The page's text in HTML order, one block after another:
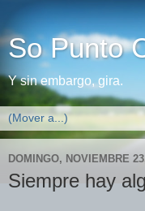
So Punto
Y sin embargo, gira.
DOMINGO, NOVIEMBRE
Siempre hay